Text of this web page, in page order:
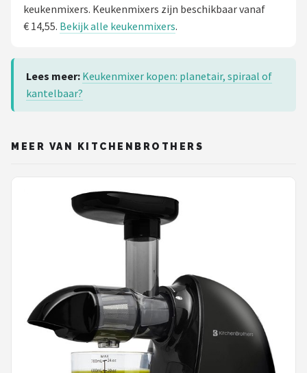
keukenmixers. Keukenmixers zijn beschikbaar vanaf
€ 14,55. Bekijk alle keukenmixers.
Lees meer: Keukenmixer kopen: planetair, spiraal of
kantelbaar?
MEER VAN KITCHENBROTHERS